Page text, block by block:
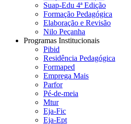
Suap-Edu 4ª Edição
Formação Pedagógica
Elaboração e Revisão
Nilo Peçanha
Programas Institucionais
Pibid
Residência Pedagógica
Formaped
Emprega Mais
Parfor
Pé-de-meia
Mtur
Eja-Fic
Eja-Ept